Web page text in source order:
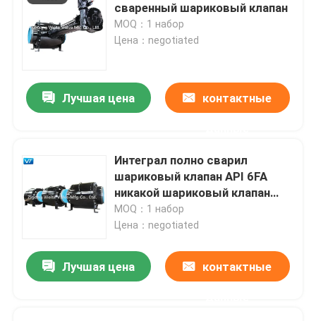
сваренный шариковый клапан
MOQ：1 набор
Цена：negotiated
Лучшая цена контактные
Интеграл полно сварил
шариковый клапан API 6FA
никакой шариковый клапан
внешней утечки подземный
MOQ：1 набор
Цена：negotiated
Лучшая цена контактные